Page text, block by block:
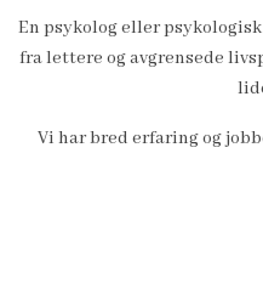
En psykolog eller
fra lettere og avgrensede
Vi har bred erfaring og